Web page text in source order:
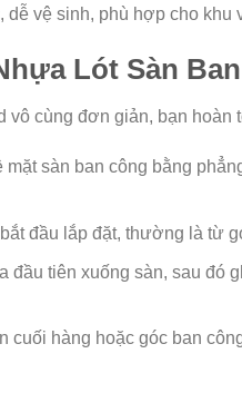
dễ vệ sinh, phù hợp cho
Lót Sàn
vô cùng đơn giản, bạn
sàn ban công bằng
đầu lắp đặt, thường là từ
đầu tiên xuống sàn, sau đó
cuối hàng hoặc góc ban